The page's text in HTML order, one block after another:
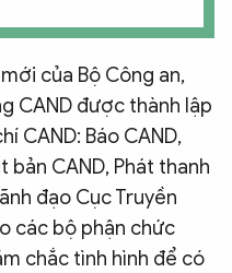
của Bộ Công an,
CAND được thành lập
CAND: Báo CAND,
bản CAND, Phát thanh
đạo Cục Truyền
các bộ phận chức
chắc tình hình để có